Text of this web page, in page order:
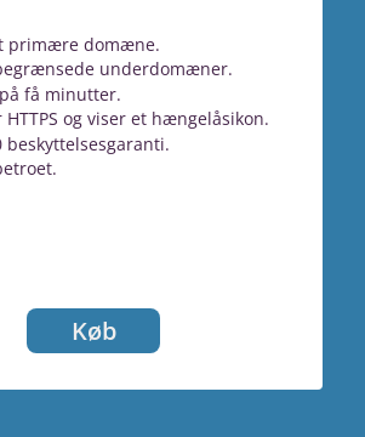
primære domæne.
underdomæner.
få minutter.
HTTPS og viser et hængelåsikon.
beskyttelsesgaranti.
Køb